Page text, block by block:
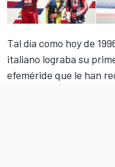
Tal día como hoy de
italiano lograba su
efeméride que le han